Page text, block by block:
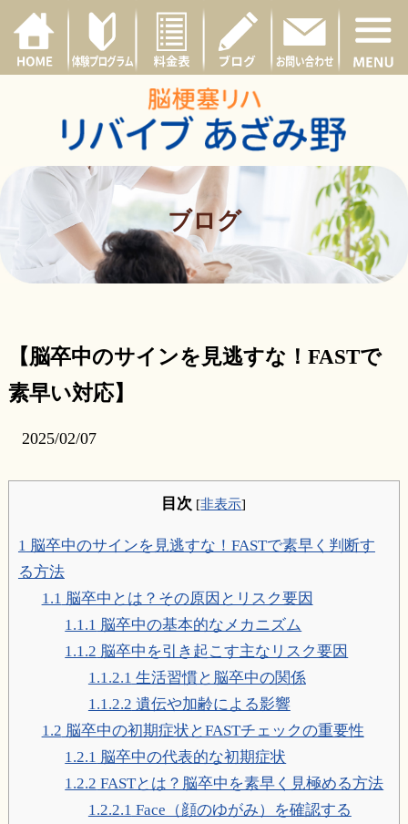
ブログ
【脳卒中のサインを見逃すな！FASTで
素早い対応】
2025/02/07
目次 [非表示]
1 脳卒中のサインを見逃すな！FASTで素早く判断す
る方法
1.1 脳卒中とは？その原因とリスク要因
1.1.1 脳卒中の基本的なメカニズム
1.1.2 脳卒中を引き起こす主なリスク要因
1.1.2.1 生活習慣と脳卒中の関係
1.1.2.2 遺伝や加齢による影響
1.2 脳卒中の初期症状とFASTチェックの重要性
1.2.1 脳卒中の代表的な初期症状
1.2.2 FASTとは？脳卒中を素早く見極める方法
1.2.2.1 Face（顔のゆがみ）を確認する